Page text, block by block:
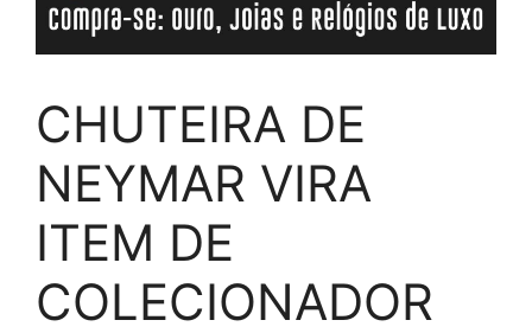
CHUTEIRA DE
NEYMAR VIRA
ITEM DE
COLECIONADOR